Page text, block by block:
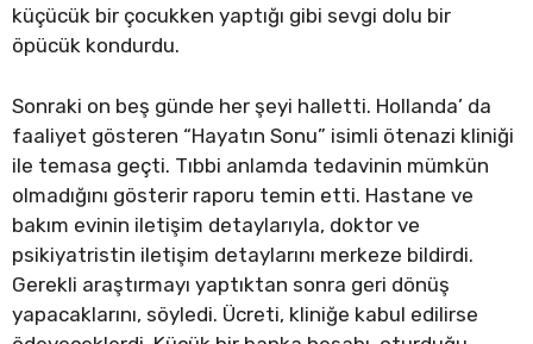
küçücük bir çocukken yaptığı gibi sevgi dolu bir
öpücük kondurdu.
Sonraki on beş günde her şeyi halletti. Hollanda’ da
faaliyet gösteren “Hayatın Sonu” isimli ötenazi kliniği
ile temasa geçti. Tıbbi anlamda tedavinin mümkün
olmadığını gösterir raporu temin etti. Hastane ve
bakım evinin iletişim detaylarıyla, doktor ve
psikiyatristin iletişim detaylarını merkeze bildirdi.
Gerekli araştırmayı yaptıktan sonra geri dönüş
yapacaklarını, söyledi. Ücreti, kliniğe kabul edilirse